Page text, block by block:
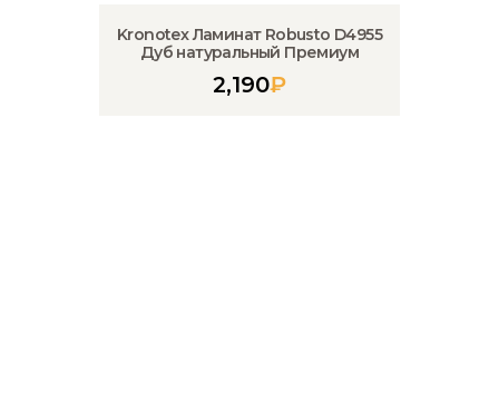
Kronotex Ламинат Robusto D4955
Дуб натуральный Премиум
2,190₽